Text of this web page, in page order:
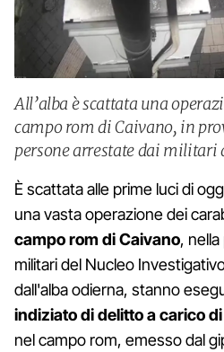
All’alba è scattata una
campo rom di Caivano, in
persone arrestate dai militari
È scattata alle prime luci di
una vasta operazione dei
campo rom di Caivano,
militari del Nucleo
dall'alba odierna, stanno
indiziato di delitto a carico
nel campo rom, emesso dal